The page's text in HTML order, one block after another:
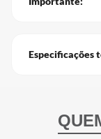
Especificações